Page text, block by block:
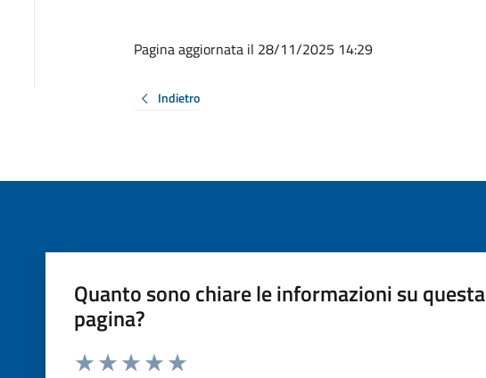
Pagina aggiornata il 28/11/2025 14:29
Indietro
Quanto sono chiare le informazioni su questa
pagina?
Valuta da 1 a 5 stelle la pagina